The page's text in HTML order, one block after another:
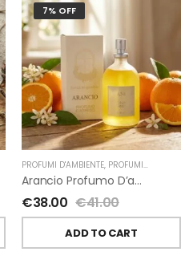
7% OFF
PROFUMI D'AMBIENTE, PROFUMI D'AMBIENTE FIORIRA' UN GIARDINO
Arancio Profumo D’ambiente Di Fiorirà Un Giardino
€38.00 €41.00
ADD TO CART